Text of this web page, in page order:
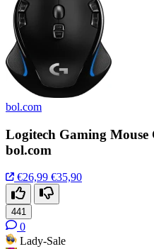
bol.com
Logitech Gaming Mouse
bol.com
€26,99 €35,90
441
0
Lady-Sale